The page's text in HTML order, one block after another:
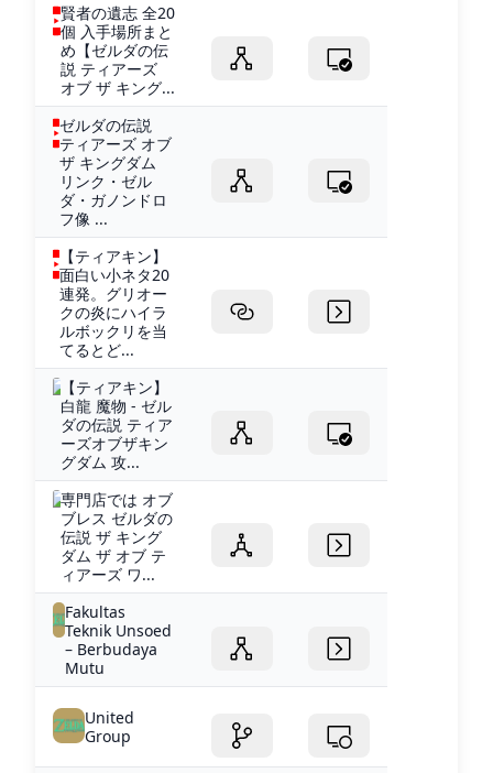
賢者の遺志 全20
個 入手場所まと
め【ゼルダの伝
説 ティアーズ
オブ ザ キング...
ゼルダの伝説
ティアーズ オブ
ザ キングダム
リンク・ゼル
ダ・ガノンドロ
フ像 ...
【ティアキン】
面白い小ネタ20
連発。グリオー
クの炎にハイラ
ルボックリを当
てるとど...
【ティアキン】
白龍 魔物 - ゼル
ダの伝説 ティア
ーズオブザキン
グダム 攻...
専門店では オブ
ブレス ゼルダの
伝説 ザ キング
ダム ザ オブ テ
ィアーズ ワ...
Fakultas
Teknik Unsoed
– Berbudaya
Mutu
United
Group